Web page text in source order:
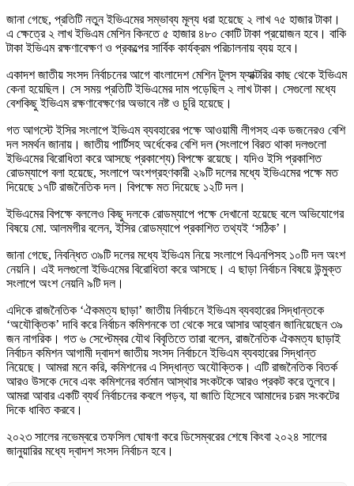
জানা গেছে, প্রতিটি নতুন ইভিএমের সম্ভাব্য মূল্য ধরা হয়েছে ২ লাখ ৭৫ হাজার টাকা।
এ ক্ষেত্রে ২ লাখ ইভিএম মেশিন কিনতে ৫ হাজার ৪৮০ কোটি টাকা প্রয়োজন হবে। বাকি
টাকা ইভিএম রক্ষণাবেক্ষণ ও প্রকল্পের সার্বিক কার্যক্রম পরিচালনায় ব্যয় হবে।
একাদশ জাতীয় সংসদ নির্বাচনের আগে বাংলাদেশ মেশিন টুলস ফ্যাক্টরির কাছ থেকে ইভিএম
কেনা হয়েছিল। সে সময় প্রতিটি ইভিএমের দাম পড়েছিল ২ লাখ টাকা। সেগুলো মধ্যে
বেশকিছু ইভিএম রক্ষণাবেক্ষণের অভাবে নষ্ট ও চুরি হয়েছে।
গত আগস্টে ইসির সংলাপে ইভিএম ব্যবহারের পক্ষে আওয়ামী লীগসহ এক ডজনেরও বেশি
দল সমর্থন জানায়। জাতীয় পার্টিসহ অর্ধেকের বেশি দল (সংলাপে বিরত থাকা দলগুলো
ইভিএমের বিরোধিতা করে আসছে প্রকাশ্যে) বিপক্ষে রয়েছে। যদিও ইসি প্রকাশিত
রোডম্যাপে বলা হয়েছে, সংলাপে অংশগ্রহণকারী ২৯টি দলের মধ্যে ইভিএমের পক্ষে মত
দিয়েছে ১৭টি রাজনৈতিক দল। বিপক্ষে মত দিয়েছে ১২টি দল।
ইভিএমের বিপক্ষে বললেও কিছু দলকে রোডম্যাপে পক্ষে দেখানো হয়েছে বলে অভিযোগের
বিষয়ে মো. আলমগীর বলেন, ইসির রোডম্যাপে প্রকাশিত তথ্যই ‘সঠিক’।
জানা গেছে, নিবন্ধিত ৩৯টি দলের মধ্যে ইভিএম নিয়ে সংলাপে বিএনপিসহ ১০টি দল অংশ
নেয়নি। এই দলগুলো ইভিএমের বিরোধিতা করে আসছে। এ ছাড়া নির্বাচন বিষয়ে উন্মুক্ত
সংলাপে অংশ নেয়নি ৯টি দল।
এদিকে রাজনৈতিক ‘ঐকমত্য ছাড়া’ জাতীয় নির্বাচনে ইভিএম ব্যবহারের সিদ্ধান্তকে
‘অযৌক্তিক’ দাবি করে নির্বাচন কমিশনকে তা থেকে সরে আসার আহ্বান জানিয়েছেন ৩৯
জন নাগরিক। গত ৬ সেপ্টেম্বর যৌথ বিবৃতিতে তারা বলেন, রাজনৈতিক ঐকমত্য ছাড়াই
নির্বাচন কমিশন আগামী দ্বাদশ জাতীয় সংসদ নির্বাচনে ইভিএম ব্যবহারের সিদ্ধান্ত
নিয়েছে। আমরা মনে করি, কমিশনের এ সিদ্ধান্ত অযৌক্তিক। এটি রাজনৈতিক বিতর্ক
আরও উসকে দেবে এবং কমিশনের বর্তমান আস্থার সংকটকে আরও প্রকট করে তুলবে।
আমরা আবার একটি ব্যর্থ নির্বাচনের কবলে পড়ব, যা জাতি হিসেবে আমাদের চরম সংকটের
দিকে ধাবিত করবে।
২০২৩ সালের নভেম্বরে তফসিল ঘোষণা করে ডিসেম্বরের শেষে কিংবা ২০২৪ সালের
জানুয়ারির মধ্যে দ্বাদশ সংসদ নির্বাচন হবে।